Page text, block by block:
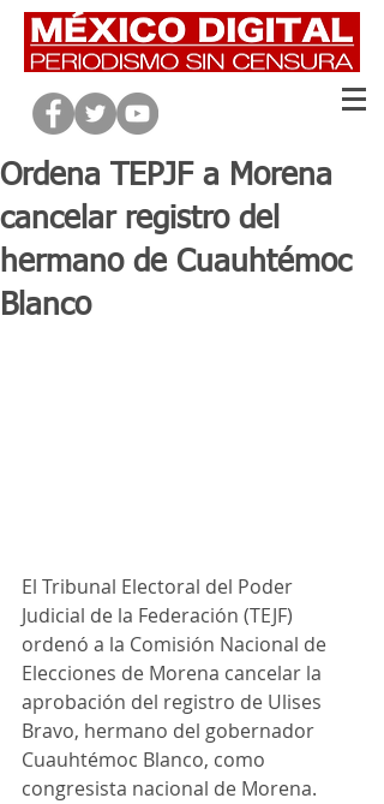
Ordena TEPJF a Morena
cancelar registro del
hermano de Cuauhtémoc
Blanco
El Tribunal Electoral del Poder
Judicial de la Federación (TEJF)
ordenó a la Comisión Nacional de
Elecciones de Morena cancelar la
aprobación del registro de Ulises
Bravo, hermano del gobernador
Cuauhtémoc Blanco, como
congresista nacional de Morena.